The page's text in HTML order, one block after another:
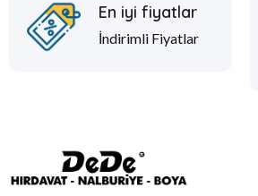
En iyi fiyatlar
İndirimli Fiyatlar